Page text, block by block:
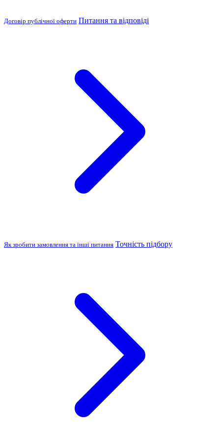
Договір публічної оферти Питання та відповіді
Як зробити замовлення та інші питання Точність підбору